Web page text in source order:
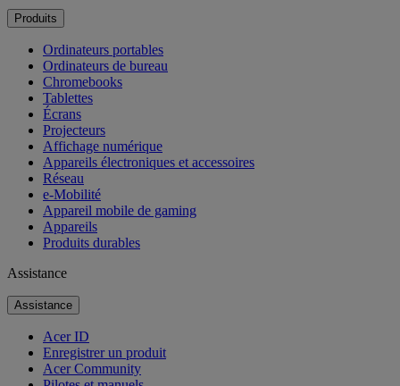
Produits
Ordinateurs portables
Ordinateurs de bureau
Chromebooks
Tablettes
Écrans
Projecteurs
Affichage numérique
Appareils électroniques et accessoires
Réseau
e-Mobilité
Appareil mobile de gaming
Appareils
Produits durables
Assistance
Assistance
Acer ID
Enregistrer un produit
Acer Community